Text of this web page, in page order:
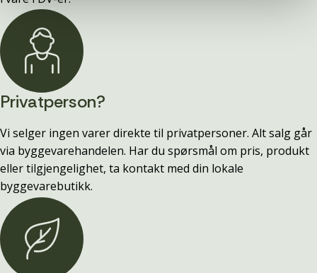
Privatperson?
Vi selger ingen varer direkte til privatpersoner. Alt salg går
via byggevarehandelen. Har du spørsmål om pris, produkt
eller tilgjengelighet, ta kontakt med din lokale
byggevarebutikk.